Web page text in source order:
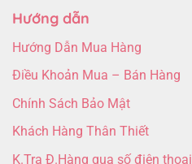
Hướng dẫn
Hướng Dẫn Mua Hàng
Điều Khoản Mua – Bán Hàng
Chính Sách Bảo Mật
Khách Hàng Thân Thiết
K.Tra Đ.Hàng qua số điện thoại